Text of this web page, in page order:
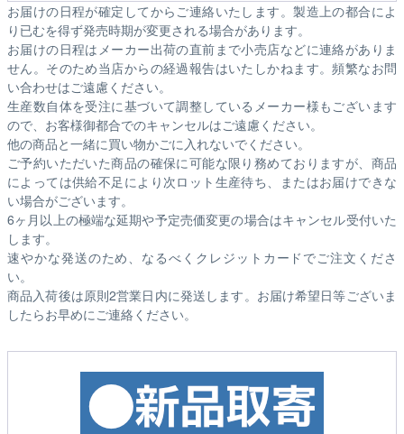
お届けの日程が確定してからご連絡いたします。製造上の都合によ
り已むを得ず発売時期が変更される場合があります。
お届けの日程はメーカー出荷の直前まで小売店などに連絡がありま
せん。そのため当店からの経過報告はいたしかねます。頻繁なお問
い合わせはご遠慮ください。
生産数自体を受注に基づいて調整しているメーカー様もございます
ので、お客様御都合でのキャンセルはご遠慮ください。
他の商品と一緒に買い物かごに入れないでください。
ご予約いただいた商品の確保に可能な限り務めておりますが、商品
によっては供給不足により次ロット生産待ち、またはお届けできな
い場合がございます。
6ヶ月以上の極端な延期や予定売価変更の場合はキャンセル受付いた
します。
速やかな発送のため、なるべくクレジットカードでご注文くださ
い。
商品入荷後は原則2営業日内に発送します。お届け希望日等ございま
したらお早めにご連絡ください。